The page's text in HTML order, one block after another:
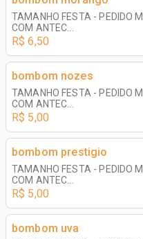
TAMANHO FESTA - PEDIDO
COM ANTEC...
R$ 6,50
bombom nozes
TAMANHO FESTA - PEDIDO
COM ANTEC...
R$ 5,00
bombom prestigio
TAMANHO FESTA - PEDIDO
COM ANTEC...
R$ 5,00
bombom uva